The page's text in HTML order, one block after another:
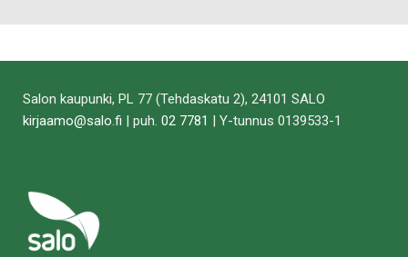
Salon kaupunki, PL 77 (Tehdaskatu 2), 24101 SALO
kirjaamo@salo.fi | puh. 02 7781 | Y-tunnus 0139533-1